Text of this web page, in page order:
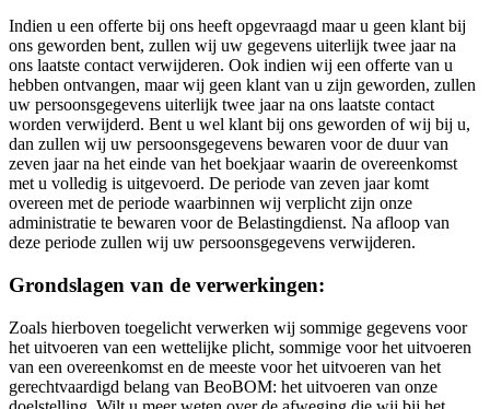
Indien u een offerte bij ons heeft opgevraagd maar u geen klant bij
ons geworden bent, zullen wij uw gegevens uiterlijk twee jaar na
ons laatste contact verwijderen. Ook indien wij een offerte van u
hebben ontvangen, maar wij geen klant van u zijn geworden, zullen
uw persoonsgegevens uiterlijk twee jaar na ons laatste contact
worden verwijderd. Bent u wel klant bij ons geworden of wij bij u,
dan zullen wij uw persoonsgegevens bewaren voor de duur van
zeven jaar na het einde van het boekjaar waarin de overeenkomst
met u volledig is uitgevoerd. De periode van zeven jaar komt
overeen met de periode waarbinnen wij verplicht zijn onze
administratie te bewaren voor de Belastingdienst. Na afloop van
deze periode zullen wij uw persoonsgegevens verwijderen.
Grondslagen van de verwerkingen:
Zoals hierboven toegelicht verwerken wij sommige gegevens voor
het uitvoeren van een wettelijke plicht, sommige voor het uitvoeren
van een overeenkomst en de meeste voor het uitvoeren van het
gerechtvaardigd belang van BeoBOM: het uitvoeren van onze